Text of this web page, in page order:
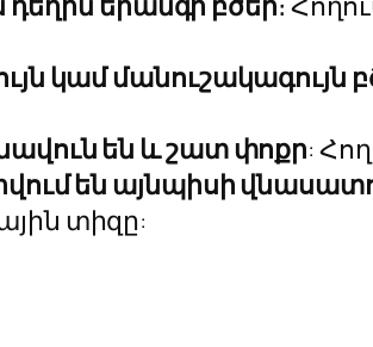
կամ մանուշակագույն
են և շատ փոքր:
են այնպիսի
տիզը: